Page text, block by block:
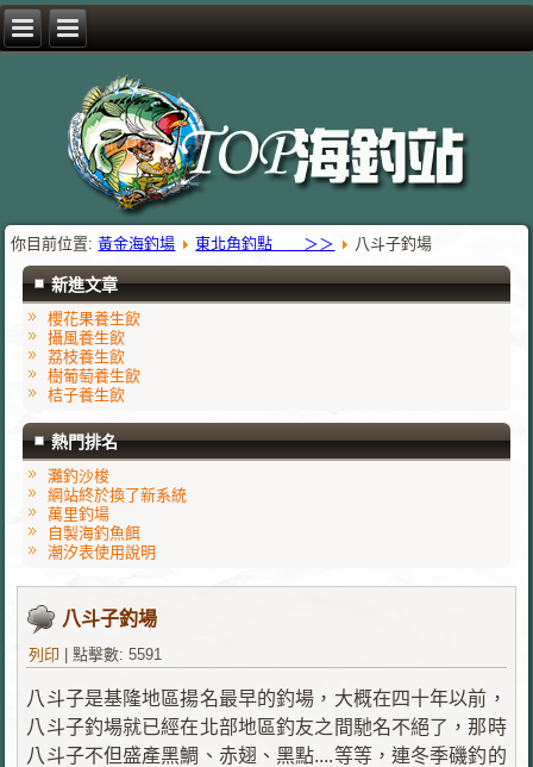
你目前位置:黃金海釣場 東北角釣點 ＞＞ 八斗子釣場
新進文章
櫻花果養生飲
攝風養生飲
荔枝養生飲
樹葡萄養生飲
桔子養生飲
熱門排名
灘釣沙梭
網站終於換了新系統
萬里釣場
自製海釣魚餌
潮汐表使用說明
八斗子釣場
列印 |點擊數: 5591
八斗子是基隆地區揚名最早的釣場，大概在四十年以前，
八斗子釣場就已經在北部地區釣友之間馳名不絕了，那時
八斗子不但盛產黑鯛、赤翅、黑點....等等，連冬季磯釣的